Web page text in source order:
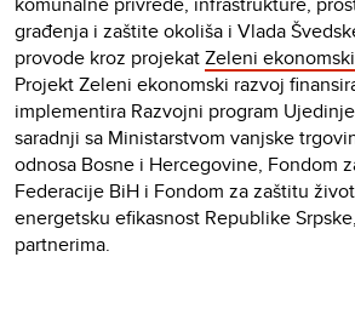
građenja i zaštite okoliša i Vlada
provode kroz projekatZeleni
Projekt Zeleni ekonomski razvoj
implementira Razvojni program
saradnji sa Ministarstvom vanjske
odnosa Bosne i Hercegovine, Fondom
Federacije BiH i Fondom za zaštitu
energetsku efikasnost Republike
partnerima.